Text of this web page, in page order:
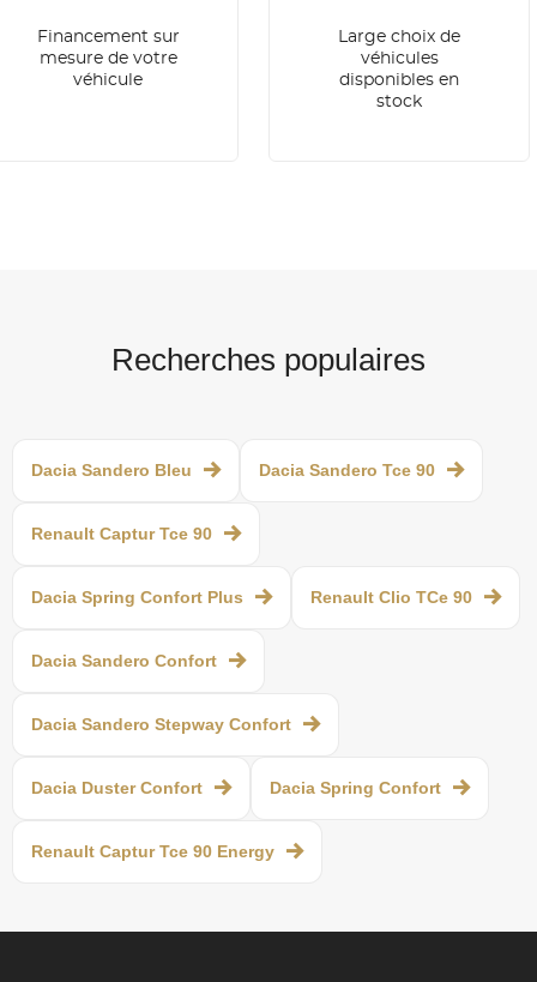
Financement sur
mesure de votre
véhicule
Large choix de
véhicules
disponibles en
stock
Recherches populaires
Dacia Sandero Bleu Dacia Sandero Tce 90
Renault Captur Tce 90
Dacia Spring Confort Plus Renault Clio TCe 90
Dacia Sandero Confort
Dacia Sandero Stepway Confort
Dacia Duster Confort Dacia Spring Confort
Renault Captur Tce 90 Energy